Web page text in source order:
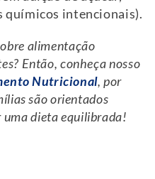
químicos intencionais).
alimentação
Então, conheça nosso
Nutricional, por
são orientados
uma dieta equilibrada!